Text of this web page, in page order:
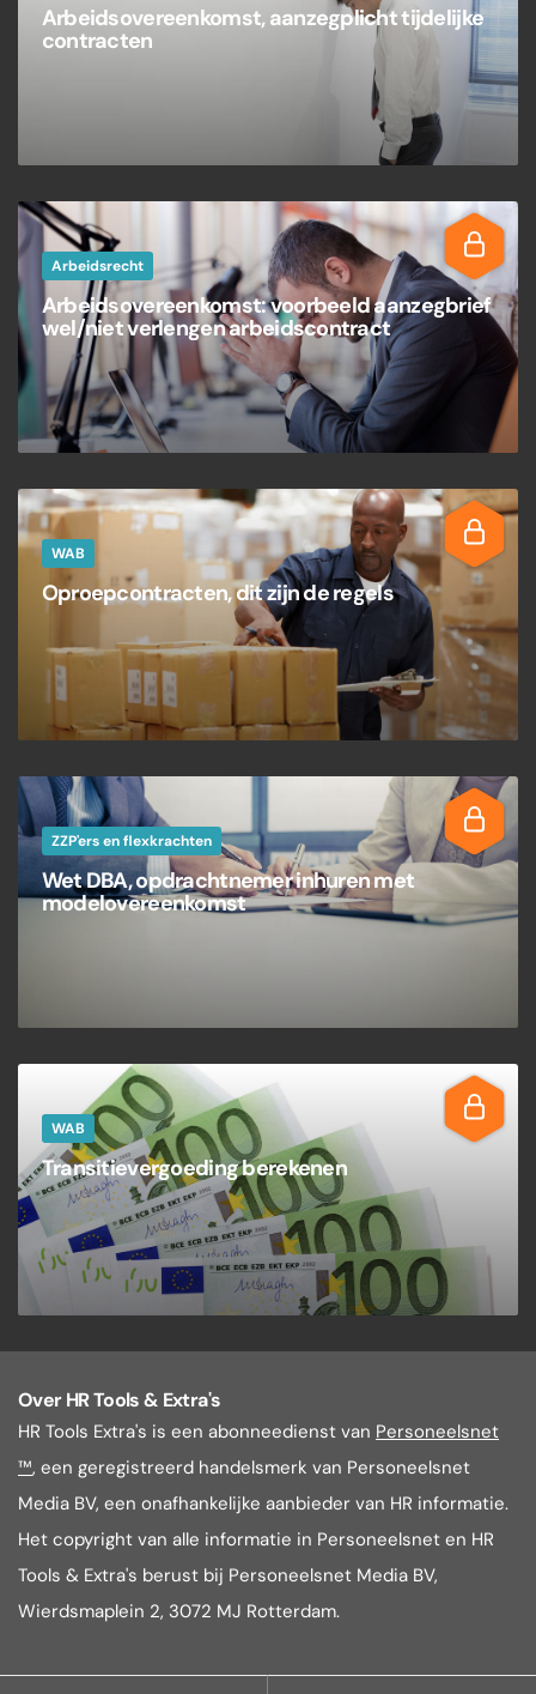
Arbeidsovereenkomst, aanzegplicht tijdelijke
contracten
Arbeidsrecht
Arbeidsovereenkomst: voorbeeld aanzegbrief
wel/niet verlengen arbeidscontract
WAB
Oproepcontracten, dit zijn de regels
ZZP'ers en flexkrachten
Wet DBA, opdrachtnemer inhuren met
modelovereenkomst
WAB
Transitievergoeding berekenen
Over HR Tools & Extra's
HR Tools Extra's is een abonneedienst van Personeelsnet
™, een geregistreerd handelsmerk van Personeelsnet
Media BV, een onafhankelijke aanbieder van HR informatie.
Het copyright van alle informatie in Personeelsnet en HR
Tools & Extra's berust bij Personeelsnet Media BV,
Wierdsmaplein 2, 3072 MJ Rotterdam.